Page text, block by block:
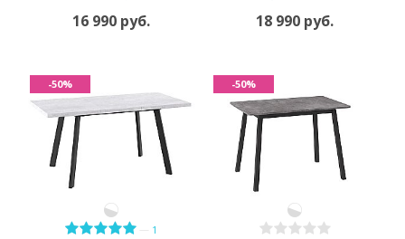
16 990 руб. 18 990 руб.
1
-50% -50%